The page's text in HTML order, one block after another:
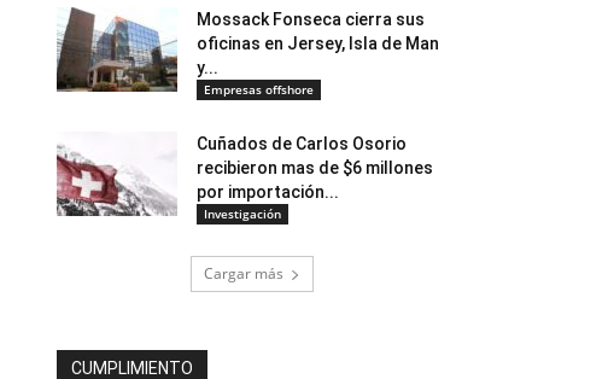
Mossack Fonseca cierra sus
oficinas en Jersey, Isla de Man
y...
Empresas offshore
Cuñados de Carlos Osorio
recibieron mas de $6 millones
por importación...
Investigación
Cargar más
CUMPLIMIENTO